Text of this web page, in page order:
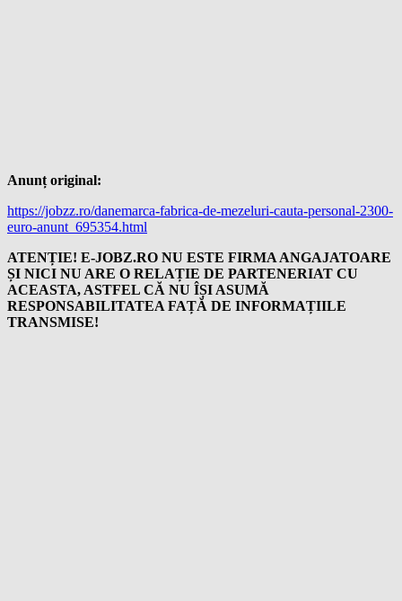
Anunț original:
https://jobzz.ro/danemarca-fabrica-de-mezeluri-cauta-personal-2300-
euro-anunt_695354.html
ATENȚIE! E-JOBZ.RO NU ESTE FIRMA ANGAJATOARE
ȘI NICI NU ARE O RELAȚIE DE PARTENERIAT CU
ACEASTA, ASTFEL CĂ NU ÎȘI ASUMĂ
RESPONSABILITATEA FAȚĂ DE INFORMAȚIILE
TRANSMISE!